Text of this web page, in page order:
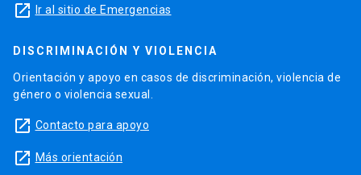
launch Ir al sitio de Emergencias
DISCRIMINACIÓN Y VIOLENCIA
Orientación y apoyo en casos de discriminación, violencia de
género o violencia sexual.
launch Contacto para apoyo
launch Más orientación